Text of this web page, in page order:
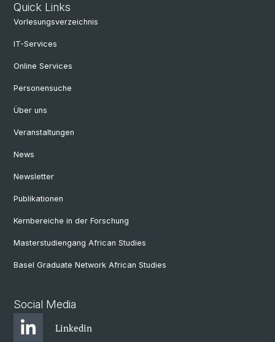
Quick Links
Vorlesungsverzeichnis
IT-Services
Online Services
Personensuche
Über uns
Veranstaltungen
News
Newsletter
Publikationen
Kernbereiche in der Forschung
Masterstudiengang African Studies
Basel Graduate Network African Studies
Social Media
Linkedin